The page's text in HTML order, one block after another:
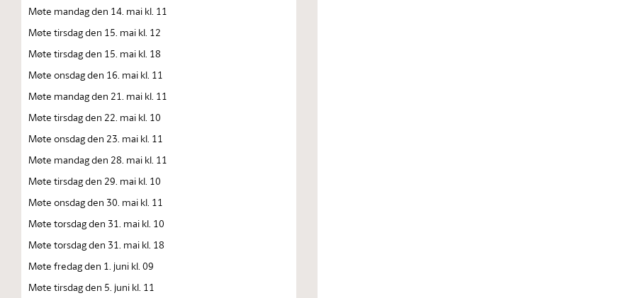
Møte mandag den 14. mai kl. 11
Møte tirsdag den 15. mai kl. 12
Møte tirsdag den 15. mai kl. 18
Møte onsdag den 16. mai kl. 11
Møte mandag den 21. mai kl. 11
Møte tirsdag den 22. mai kl. 10
Møte onsdag den 23. mai kl. 11
Møte mandag den 28. mai kl. 11
Møte tirsdag den 29. mai kl. 10
Møte onsdag den 30. mai kl. 11
Møte torsdag den 31. mai kl. 10
Møte torsdag den 31. mai kl. 18
Møte fredag den 1. juni kl. 09
Møte tirsdag den 5. juni kl. 11